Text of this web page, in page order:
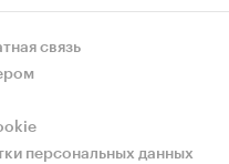
связь
персональных данных